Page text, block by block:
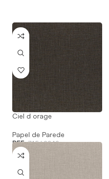
Ciel d orage
Papel de Parede
REF:74562242